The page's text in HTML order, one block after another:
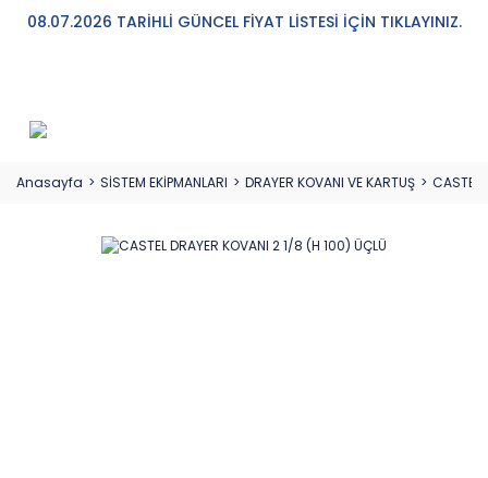
08.07.2026 TARİHLİ GÜNCEL FİYAT LİSTESİ İÇİN TIKLAYINIZ.
Anasayfa SİSTEM EKİPMANLARI DRAYER KOVANI VE KARTUŞ CASTEL